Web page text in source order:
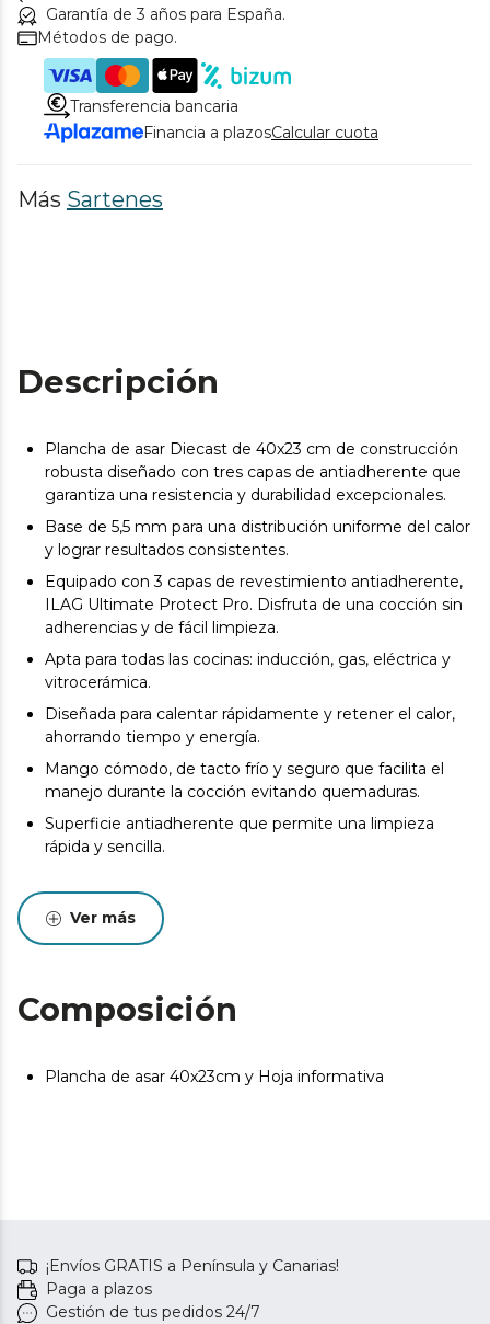
Garantía de 3 años para España.
Métodos de pago.
Transferencia bancaria
Financia a plazosCalcular cuota
Más Sartenes
Descripción
Plancha de asar Diecast de 40x23 cm de construcción
robusta diseñado con tres capas de antiadherente que
garantiza una resistencia y durabilidad excepcionales.
Base de 5,5 mm para una distribución uniforme del calor
y lograr resultados consistentes.
Equipado con 3 capas de revestimiento antiadherente,
ILAG Ultimate Protect Pro. Disfruta de una cocción sin
adherencias y de fácil limpieza.
Apta para todas las cocinas: inducción, gas, eléctrica y
vitrocerámica.
Diseñada para calentar rápidamente y retener el calor,
ahorrando tiempo y energía.
Mango cómodo, de tacto frío y seguro que facilita el
manejo durante la cocción evitando quemaduras.
Superficie antiadherente que permite una limpieza
rápida y sencilla.
Ver más
Composición
Plancha de asar 40x23cm y Hoja informativa
¡Envíos GRATIS a Península y Canarias!
Paga a plazos
Gestión de tus pedidos 24/7